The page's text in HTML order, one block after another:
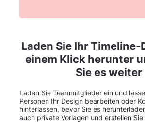
Laden Sie Ihr Timeline-
einem Klick herunter
Sie es weiter
Laden Sie Teammitglieder ein und
Personen Ihr Design bearbeiten oder
hinterlassen, bevor Sie es
auch private Vorlagen und erstellen Sie